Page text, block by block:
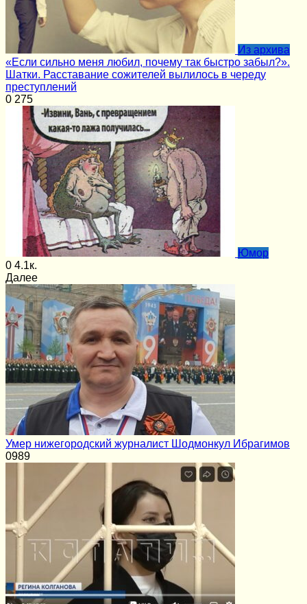
Из архива
«Если сильно меня любил, почему так быстро забыл?».
Шатки. Расставание сожителей вылилось в череду
преступлений
0 275
Юмор
0 4.1к.
Далее
Умер нижегородский журналист Шодмонкул Ибрагимов
0989